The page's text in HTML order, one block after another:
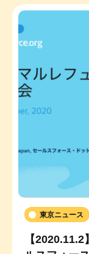
東京ニュース
【